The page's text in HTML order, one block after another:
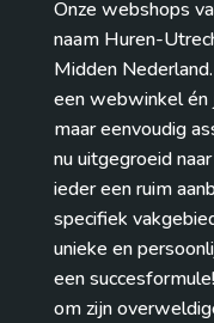
Onze webshops
naam Huren-
Midden
een webwinkel én
maar eenvoudig
nu uitgegroeid
ieder een ruim
specifiek
unieke en
een
om zijn